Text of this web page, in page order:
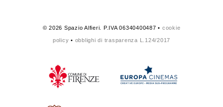
© 2026 Spazio Alfieri. P.IVA 06340400487 • cookie
policy • obblighi di trasparenza L.124/2017